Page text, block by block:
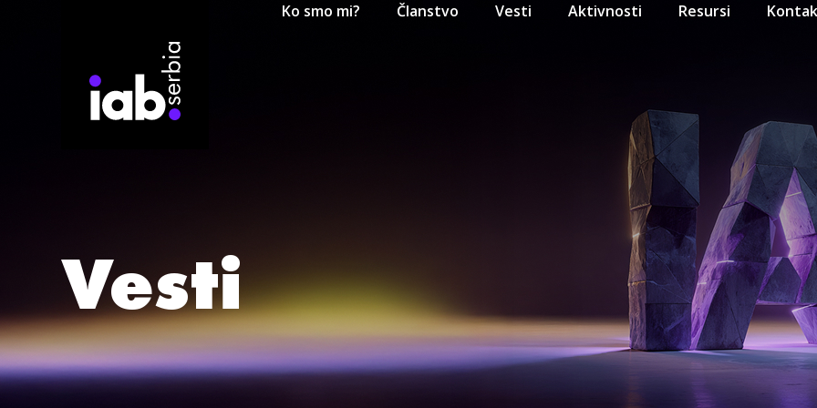
Ko smo mi? Članstvo Vesti Aktivnosti Resursi
Vesti